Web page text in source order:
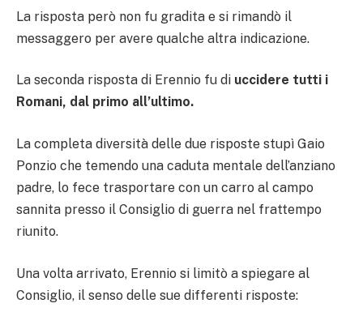
La risposta però non fu gradita e si rimandò il
messaggero per avere qualche altra indicazione.
La seconda risposta di Erennio fu di uccidere tutti i
Romani, dal primo all’ultimo.
La completa diversità delle due risposte stupì Gaio
Ponzio che temendo una caduta mentale dell’anziano
padre, lo fece trasportare con un carro al campo
sannita presso il Consiglio di guerra nel frattempo
riunito.
Una volta arrivato, Erennio si limitò a spiegare al
Consiglio, il senso delle sue differenti risposte: